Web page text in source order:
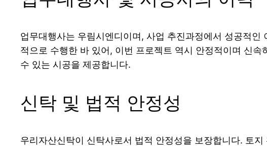
업무대행사는 우림시엔디이며, 사업 추진과정에서 성공적
적으로 수행한 바 있어, 이번 프로젝트 역시 안정적이며 신
수 있는 시공을 제공합니다.
신탁 및 법적 안정성
우리자산신탁이 신탁사로서 법적 안정성을 보장합니다. 토